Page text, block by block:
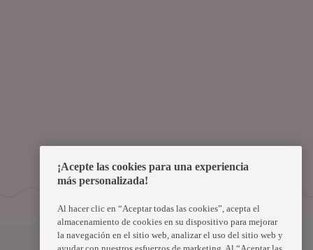
¡Acepte las cookies para una experiencia
más personalizada!
Al hacer clic en “Aceptar todas las cookies”, acepta el
almacenamiento de cookies en su dispositivo para mejorar
la navegación en el sitio web, analizar el uso del sitio web y